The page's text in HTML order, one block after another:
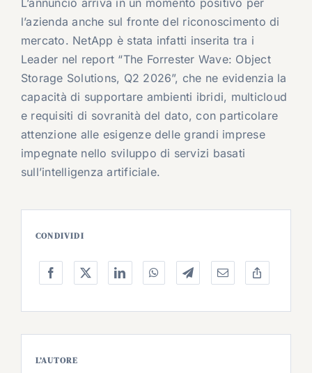
L’annuncio arriva in un momento positivo per
l’azienda anche sul fronte del riconoscimento di
mercato. NetApp è stata infatti inserita tra i
Leader nel report “The Forrester Wave: Object
Storage Solutions, Q2 2026”, che ne evidenzia la
capacità di supportare ambienti ibridi, multicloud
e requisiti di sovranità del dato, con particolare
attenzione alle esigenze delle grandi imprese
impegnate nello sviluppo di servizi basati
sull’intelligenza artificiale.
CONDIVIDI
L’AUTORE